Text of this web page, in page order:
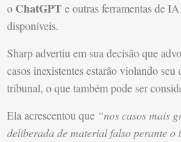
o ChatGPT e outras ferramentas de
disponíveis.
Sharp advertiu em sua decisão que
casos inexistentes estarão violando seu
tribunal, o que também pode ser
Ela acrescentou que “nos casos mais
deliberada de material falso perante